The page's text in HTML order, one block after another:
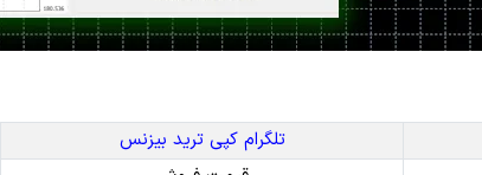
تلگرام کپی ترید بیزنس